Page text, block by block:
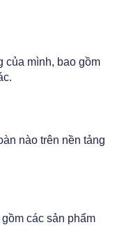
của mình, bao gồm
nào trên nền tảng
các sản phẩm